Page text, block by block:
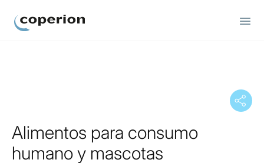
Alimentos para consumo
humano y mascotas